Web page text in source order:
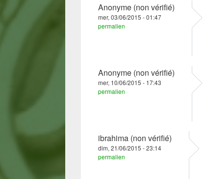
Anonyme (non vérifié)
mer, 03/06/2015 - 01:47
permalien
Anonyme (non vérifié)
mer, 10/06/2015 - 17:43
permalien
ibrahima (non vérifié)
dim, 21/06/2015 - 23:14
permalien